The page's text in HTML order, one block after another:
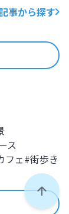
ペー
事から探す
ス
フェ#街歩き